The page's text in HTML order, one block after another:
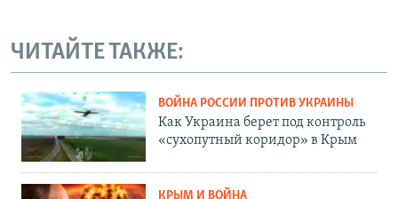
ЧИТАЙТЕ ТАКЖЕ:
ВОЙНА РОССИИ ПРОТИВ УКРАИНЫ
Как Украина берет под контроль
«сухопутный коридор» в Крым
КРЫМ И ВОЙНА